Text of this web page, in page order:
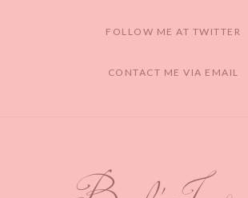
FOLLOW ME AT TWITTER
CONTACT ME VIA EMAIL